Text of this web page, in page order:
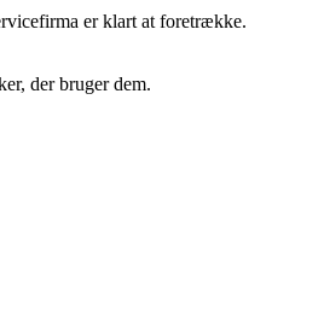
er klart at foretrække.
der bruger dem.